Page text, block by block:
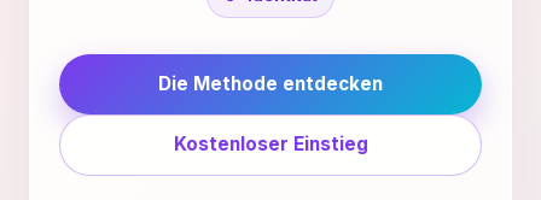
Die Methode entdecken
Kostenloser Einstieg